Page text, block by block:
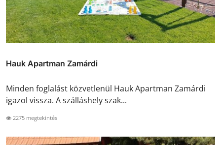
Hauk Apartman Zamárdi
Minden foglalást közvetlenül Hauk Apartman Zamárdi
igazol vissza. A szálláshely szak...
2275 megtekintés